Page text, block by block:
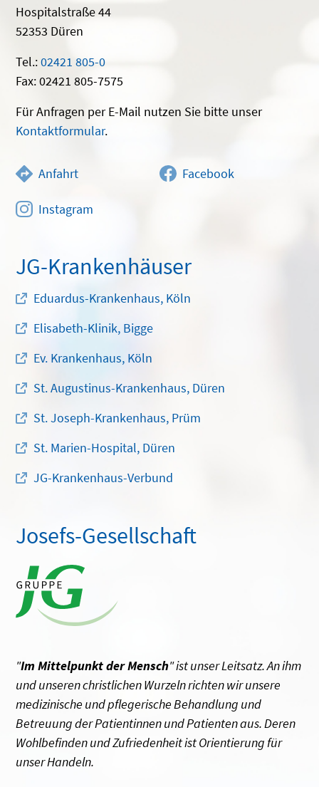
Hospitalstraße 44
52353 Düren
Tel.:02421 805-0
Fax: 02421 805-7575
Für Anfragen per E-Mail nutzen Sie bitte unser
Kontaktformular.
Anfahrt Facebook
Instagram
JG-Krankenhäuser
Eduardus-Krankenhaus, Köln
Elisabeth-Klinik, Bigge
Ev. Krankenhaus, Köln
St. Augustinus-Krankenhaus, Düren
St. Joseph-Krankenhaus, Prüm
St. Marien-Hospital, Düren
JG-Krankenhaus-Verbund
Josefs-Gesellschaft
"Im Mittelpunkt der Mensch" ist unser Leitsatz. An ihm
und unseren christlichen Wurzeln richten wir unsere
medizinische und pflegerische Behandlung und
Betreuung der Patientinnen und Patienten aus. Deren
Wohlbefinden und Zufriedenheit ist Orientierung für
unser Handeln.